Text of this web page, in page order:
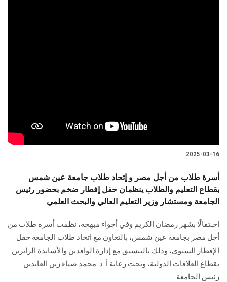
2025-03-16
أسرة طلاب من أجل مصر و إتحاد طلاب جامعة عين شمس
بقطاع التعليم والطلاب ينظمان حفل إفطار ضخم بحضور رئيس
الجامعة ومستشار وزير التعليم العالي والبحث العلمي
احـتفالًا بشهر رمضان الكريم وفي أجواء مبهجة، نظمت أسرة طلاب من
أجل مصر بجامعة عين شمس، بالتعاون مع اتحاد طلاب الجامعة حفل
الإفطار السنوي، وذلك بالتنسيق مع إدارة الوافدين والأساتذة الزائرين
بقطاع العلاقات الدولية، وتحت رعاية أ. د. محمد ضياء زين العابدين
رئيس الجامعة.